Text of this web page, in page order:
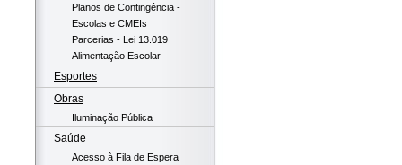
Planos de Contingência -
Escolas e CMEIs
Parcerias - Lei 13.019
Alimentação Escolar
Esportes
Obras
Iluminação Pública
Saúde
Acesso à Fila de Espera